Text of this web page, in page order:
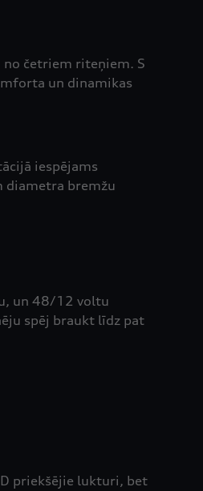
četriem riteņiem. S
un dinamikas
iespējams
diametra bremžu
un 48/12 voltu
spēj braukt līdz pat
priekšējie lukturi, bet